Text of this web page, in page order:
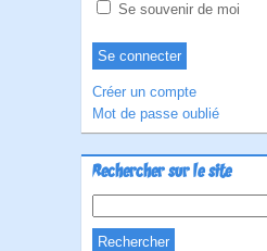
Se souvenir de moi
Créer un compte
Mot de passe oublié
Rechercher sur le site